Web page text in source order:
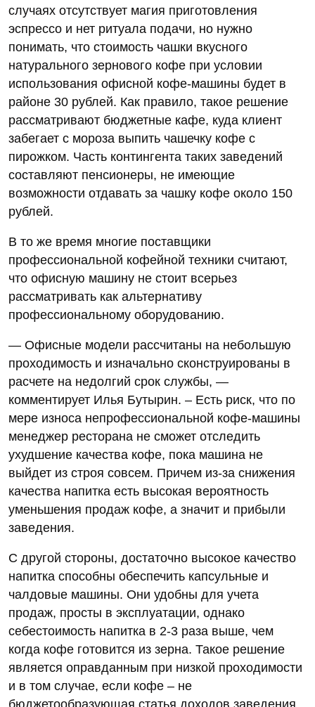
случаях отсутствует магия приготовления
эспрессо и нет ритуала подачи, но нужно
понимать, что стоимость чашки вкусного
натурального зернового кофе при условии
использования офисной кофе-машины будет в
районе 30 рублей. Как правило, такое решение
рассматривают бюджетные кафе, куда клиент
забегает с мороза выпить чашечку кофе с
пирожком. Часть контингента таких заведений
составляют пенсионеры, не имеющие
возможности отдавать за чашку кофе около 150
рублей.
В то же время многие поставщики
профессиональной кофейной техники считают,
что офисную машину не стоит всерьез
рассматривать как альтернативу
профессиональному оборудованию.
— Офисные модели рассчитаны на небольшую
проходимость и изначально сконструированы в
расчете на недолгий срок службы, —
комментирует Илья Бутырин. – Есть риск, что по
мере износа непрофессиональной кофе-машины
менеджер ресторана не сможет отследить
ухудшение качества кофе, пока машина не
выйдет из строя совсем. Причем из-за снижения
качества напитка есть высокая вероятность
уменьшения продаж кофе, а значит и прибыли
заведения.
С другой стороны, достаточно высокое качество
напитка способны обеспечить капсульные и
чалдовые машины. Они удобны для учета
продаж, просты в эксплуатации, однако
себестоимость напитка в 2-3 раза выше, чем
когда кофе готовится из зерна. Такое решение
является оправданным при низкой проходимости
и в том случае, если кофе – не
бюджетообразующая статья доходов заведения.